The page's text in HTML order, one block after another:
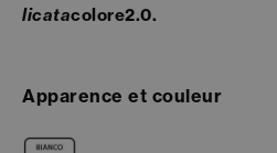
licatacolore2.0.
Apparence et couleur